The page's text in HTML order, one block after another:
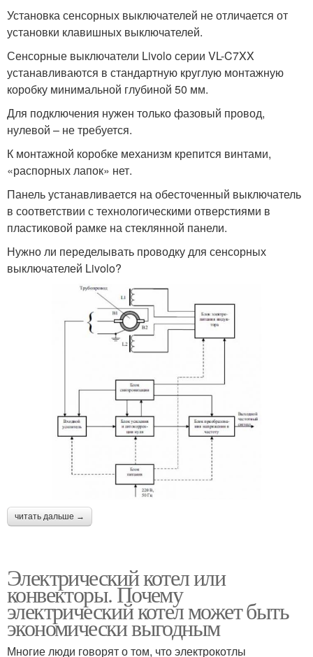
Установка сенсорных выключателей не отличается от
установки клавишных выключателей.
Сенсорные выключатели Livolo серии VL-C7XX
устанавливаются в стандартную круглую монтажную
коробку минимальной глубиной 50 мм.
Для подключения нужен только фазовый провод,
нулевой – не требуется.
К монтажной коробке механизм крепится винтами,
«распорных лапок» нет.
Панель устанавливается на обесточенный выключатель
в соответствии с технологическими отверстиями в
пластиковой рамке на стеклянной панели.
Нужно ли переделывать проводку для сенсорных
выключателей Livolo?
читать дальше →
Электрический котел или
конвекторы. Почему
электрический котел может быть
экономически выгодным
Многие люди говорят о том, что электрокотлы